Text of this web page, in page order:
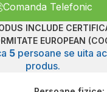
Comanda Telefonic
INCLUDE
EUROPEAN
5 persoane se uita
produs.